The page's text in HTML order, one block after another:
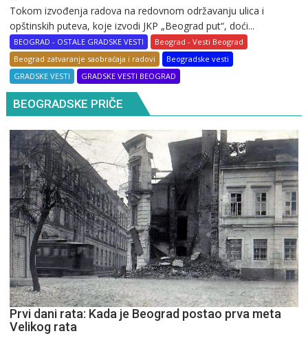
Tokom izvođenja radova na redovnom održavanju ulica i
opštinskih puteva, koje izvodi JKP „Beograd put“, doći...
BEOGRAD - OSTALE GRADSKE VESTI
Beograd - Vesti Beograd
Beograd zatvaranje saobraćaja i radovi
Beogradske vesti
GRADSKE VESTI
GRADSKE VESTI BEOGRAD
BEOGRADSKE PRIČE
Prvi dani rata: Kada je Beograd postao prva meta
Velikog rata